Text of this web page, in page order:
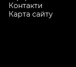
Контакти
Карта сайту